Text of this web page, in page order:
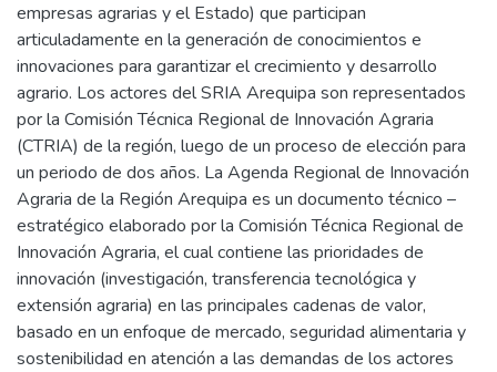
empresas agrarias y el Estado) que participan
articuladamente en la generación de conocimientos e
innovaciones para garantizar el crecimiento y desarrollo
agrario. Los actores del SRIA Arequipa son representados
por la Comisión Técnica Regional de Innovación Agraria
(CTRIA) de la región, luego de un proceso de elección para
un periodo de dos años. La Agenda Regional de Innovación
Agraria de la Región Arequipa es un documento técnico –
estratégico elaborado por la Comisión Técnica Regional de
Innovación Agraria, el cual contiene las prioridades de
innovación (investigación, transferencia tecnológica y
extensión agraria) en las principales cadenas de valor,
basado en un enfoque de mercado, seguridad alimentaria y
sostenibilidad en atención a las demandas de los actores